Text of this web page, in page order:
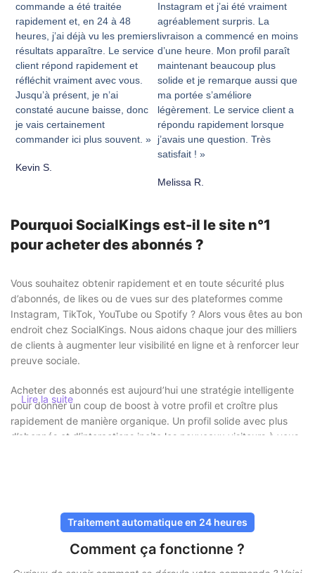
commande a été traitée
rapidement et, en 24 à 48
heures, j’ai déjà vu les premiers
résultats apparaître. Le service
client répond rapidement et
réfléchit vraiment avec vous.
Jusqu’à présent, je n’ai
constaté aucune baisse, donc
je vais certainement
commander ici plus souvent. »
Kevin S.
Instagram et j’ai été vraiment
agréablement surpris. La
livraison a commencé en moins
d’une heure. Mon profil paraît
maintenant beaucoup plus
solide et je remarque aussi que
ma portée s’améliore
légèrement. Le service client a
répondu rapidement lorsque
j’avais une question. Très
satisfait ! »
Melissa R.
Pourquoi SocialKings est-il le site n°1
pour acheter des abonnés ?
Vous souhaitez obtenir rapidement et en toute sécurité plus
d’abonnés, de likes ou de vues sur des plateformes comme
Instagram, TikTok, YouTube ou Spotify ? Alors vous êtes au bon
endroit chez SocialKings. Nous aidons chaque jour des milliers
de clients à augmenter leur visibilité en ligne et à renforcer leur
preuve sociale.
Acheter des abonnés est aujourd’hui une stratégie intelligente
pour donner un coup de boost à votre profil et croître plus
rapidement de manière organique. Un profil solide avec plus
d’abonnés et d’interactions incite les nouveaux visiteurs à vous
sans risque
Chez SocialKings, la sécurité est toujours une priorité. Vous
n’avez jamais besoin de partager votre mot de passe
, et
Lire la suite
Traitement automatique en 24 heures
Comment ça fonctionne ?